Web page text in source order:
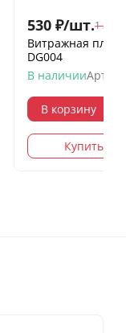
530 ₽/шт.1 258
Витражная
DG004
В наличии
В корзину
Купить в